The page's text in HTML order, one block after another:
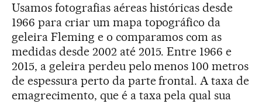
Usamos fotografias aéreas históricas desde
1966 para criar um mapa topográfico da
geleira Fleming e o comparamos com as
medidas desde 2002 até 2015. Entre 1966 e
2015, a geleira perdeu pelo menos 100 metros
de espessura perto da parte frontal. A taxa de
emagrecimento, que é a taxa pela qual sua